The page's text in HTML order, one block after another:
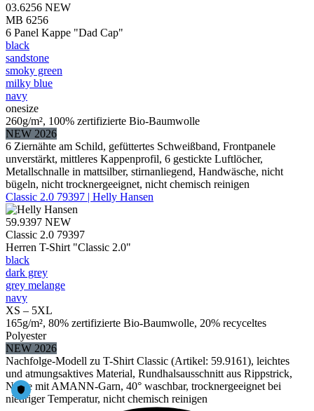
03.6256 NEW
MB 6256
6 Panel Kappe "Dad Cap"
black
sandstone
smoky green
milky blue
navy
onesize
260g/m², 100% zertifizierte Bio-Baumwolle
NEW 2026
6 Ziernähte am Schild, gefüttertes Schweißband, Frontpanele
unverstärkt, mittleres Kappenprofil, 6 gestickte Luftlöcher,
Metallschnalle in mattsilber, stirnanliegend, Handwäsche, nicht
bügeln, nicht trocknergeeignet, nicht chemisch reinigen
Classic 2.0 79397 | Helly Hansen
59.9397 NEW
Classic 2.0 79397
Herren T-Shirt "Classic 2.0"
black
dark grey
grey melange
navy
XS – 5XL
165g/m², 80% zertifizierte Bio-Baumwolle, 20% recyceltes
Polyester
NEW 2026
Nachfolge-Modell zu T-Shirt Classic (Artikel: 59.9161), leichtes
und atmungsaktives Material, Rundhalsausschnitt aus Rippstrick,
Nähte mit AMANN-Garn, 40° waschbar, trocknergeeignet bei
niedriger Temperatur, nicht chemisch reinigen